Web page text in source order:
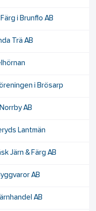
i Brunflo AB
Trä AB
i Brösarp
AB
Lantmän
Järn & Färg AB
AB
AB